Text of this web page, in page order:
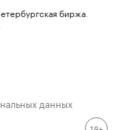
биржа
данных